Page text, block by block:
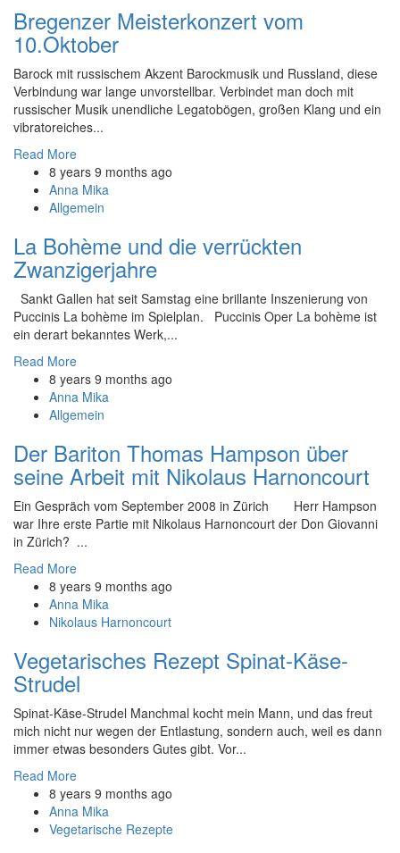
Bregenzer Meisterkonzert vom
10.Oktober
Barock mit russischem Akzent Barockmusik und Russland, diese
Verbindung war lange unvorstellbar. Verbindet man doch mit
russischer Musik unendliche Legatobögen, großen Klang und ein
vibratoreiches...
Read More
8 years 9 months ago
Anna Mika
Allgemein
La Bohème und die verrückten
Zwanzigerjahre
Sankt Gallen hat seit Samstag eine brillante Inszenierung von
Puccinis La bohème im Spielplan. Puccinis Oper La bohème ist
ein derart bekanntes Werk,...
Read More
8 years 9 months ago
Anna Mika
Allgemein
Der Bariton Thomas Hampson über
seine Arbeit mit Nikolaus Harnoncourt
Ein Gespräch vom September 2008 in Zürich Herr Hampson
war Ihre erste Partie mit Nikolaus Harnoncourt der Don Giovanni
in Zürich? ...
Read More
8 years 9 months ago
Anna Mika
Nikolaus Harnoncourt
Vegetarisches Rezept Spinat-Käse-
Strudel
Spinat-Käse-Strudel Manchmal kocht mein Mann, und das freut
mich nicht nur wegen der Entlastung, sondern auch, weil es dann
immer etwas besonders Gutes gibt. Vor...
Read More
8 years 9 months ago
Anna Mika
Vegetarische Rezepte